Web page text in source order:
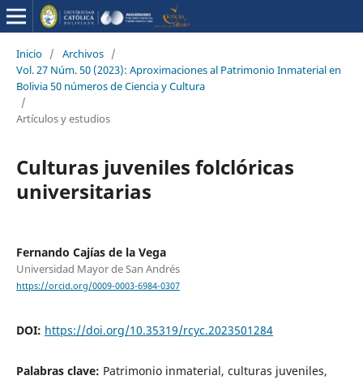
Inicio / Archivos /
Vol. 27 Núm. 50 (2023): Aproximaciones al Patrimonio Inmaterial en
Bolivia 50 números de Ciencia y Cultura
/
Artículos y estudios
Culturas juveniles folclóricas
universitarias
Fernando Cajías de la Vega
Universidad Mayor de San Andrés
https://orcid.org/0009-0003-6984-0307
DOI: https://doi.org/10.35319/rcyc.2023501284
Palabras clave: Patrimonio inmaterial, culturas juveniles,